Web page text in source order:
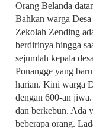
Orang Belanda
Bahkan warga
Zekolah Zending
berdirinya hingga
sejumlah kepala
Ponangge yang
harian. Kini warga
dengan 600-an
dan berkebun. Ada
beberapa orang.